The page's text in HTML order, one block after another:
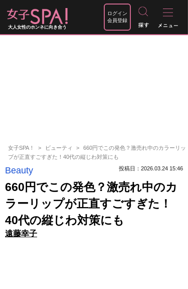
大人女性のホンネに向き合う
ログイン
会員登録
女子SPA！ ビューティ
660円でこの発色？激売れ中のカラーリッ
プが正直すごすぎた！40代の縦じわ対策にも
Beauty 投稿日：2026.03.24 15:46
660円でこの発色？激売れ中のカ
ラーリップが正直すごすぎた！
40代の縦じわ対策にも
遠藤幸子